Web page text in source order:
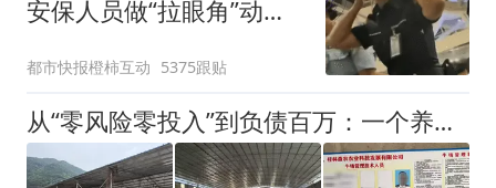
安保人员做“拉眼角”动
拒绝登机决定由航司作
出；亲历者：曾承诺免费
改签但没兑现
都市快报橙柿互动 5375跟贴
从“零风险零投入”到负债百万：一个养牛项目崩盘后，谁该为农户的贷款买单丨红星调查